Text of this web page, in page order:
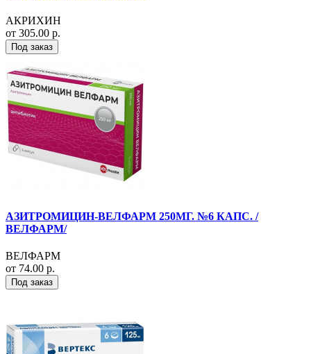
АКРИХИН
от 305.00 р.
Под заказ
АЗИТРОМИЦИН-ВЕЛФАРМ 250МГ. №6 КАПС. /
ВЕЛФАРМ/
ВЕЛФАРМ
от 74.00 р.
Под заказ